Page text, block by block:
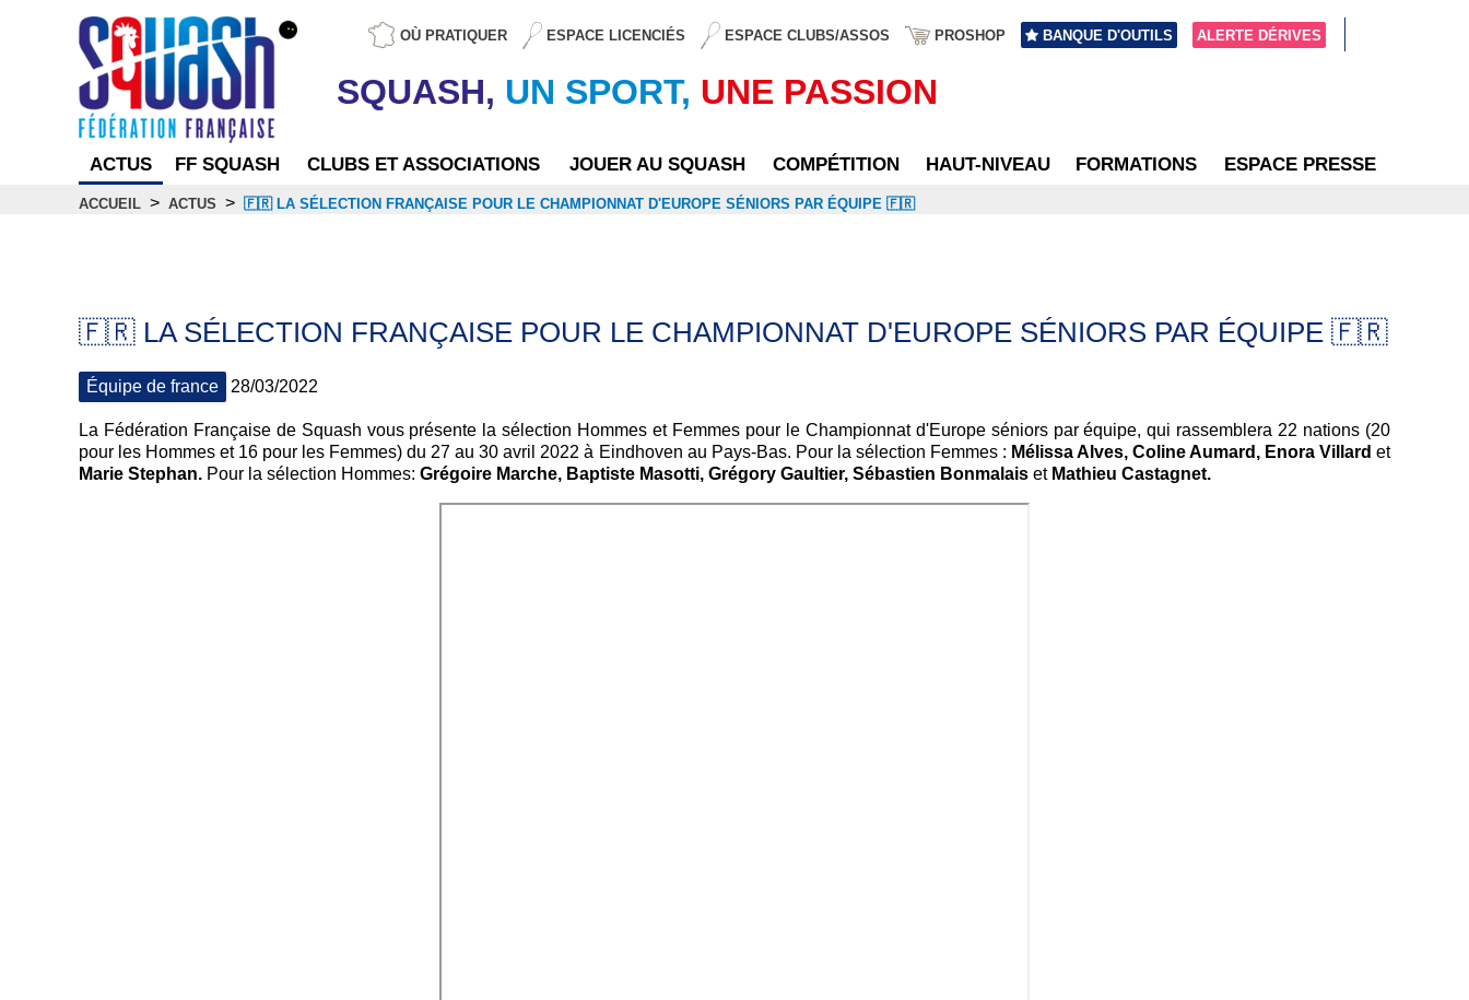
OÙ PRATIQUER ESPACE LICENCIÉS ESPACE CLUBS/ASSOS PROSHOP BANQUE D'OUTILS ALERTE DÉRIVES
SQUASH, UN SPORT, UNE PASSION
ACTUS FF SQUASH CLUBS ET ASSOCIATIONS JOUER AU SQUASH COMPÉTITION HAUT-NIVEAU FORMATIONS ESPACE PRESSE
ACCUEIL > ACTUS > 🇫🇷 LA SÉLECTION FRANÇAISE POUR LE CHAMPIONNAT D'EUROPE SÉNIORS PAR ÉQUIPE 🇫🇷
🇫🇷 LA SÉLECTION FRANÇAISE POUR LE CHAMPIONNAT D'EUROPE SÉNIORS PAR ÉQUIPE 🇫🇷
Équipe de france 28/03/2022
La Fédération Française de Squash vous présente la sélection Hommes et Femmes pour le Championnat d'Europe séniors par équipe, qui rassemblera 22 nations (20
pour les Hommes et 16 pour les Femmes) du 27 au 30 avril 2022 à Eindhoven au Pays-Bas. Pour la sélection Femmes : Mélissa Alves, Coline Aumard, Enora Villardet
Marie Stephan. Pour la sélection Hommes: Grégoire Marche, Baptiste Masotti, Grégory Gaultier, Sébastien Bonmalais etMathieu Castagnet.